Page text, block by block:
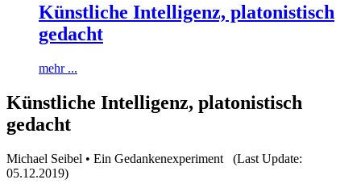
Künstliche Intelligenz, platonistisch
gedacht
mehr ...
Künstliche Intelligenz, platonistisch
gedacht
Michael Seibel • Ein Gedankenexperiment (Last Update:
05.12.2019)